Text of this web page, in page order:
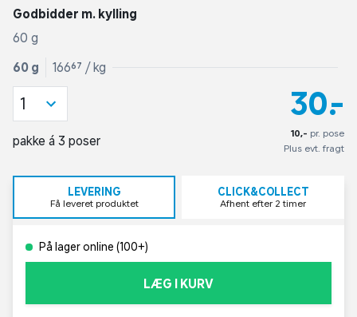
Godbidder m. kylling
60 g
60 g 166,67 / kg
30,-
10,- pr. pose
Plus evt. fragt
1
pakke á 3 poser
LEVERING
Få leveret produktet
CLICK&COLLECT
Afhent efter 2 timer
På lager online (100+)
LÆG I KURV